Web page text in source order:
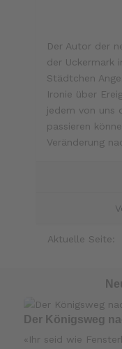
Der Autor der
der Uckermark
Städtchen
Ironie über
jedem von uns
passieren
Veränderung
Aktuelle Seite:
Der Königsweg
«Ihr seid wie